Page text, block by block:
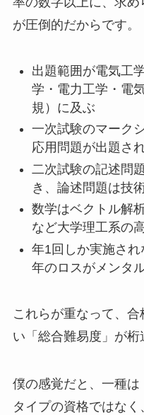
が圧倒的だからです。
出題範囲が電気工
学・電力工学・電
規）に及ぶ
一次試験のマーク
応用問題が出題さ
二次試験の記述問
き、論述問題は技
数学はベクトル解
など大学理工系の
年1回しか実施さ
年のロスがメンタ
これらが重なって、
い「総合難易度」が桁
僕の感覚だと、一種は
タイプの資格ではな